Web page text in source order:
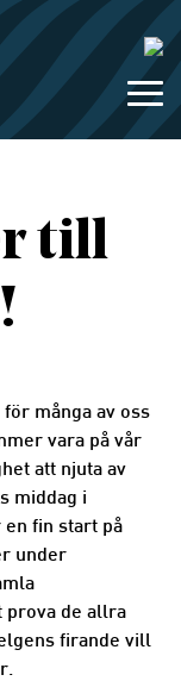
till
många av oss
vara på vår
att njuta av
middag i
en fin start på
under
prova de allra
firande vill